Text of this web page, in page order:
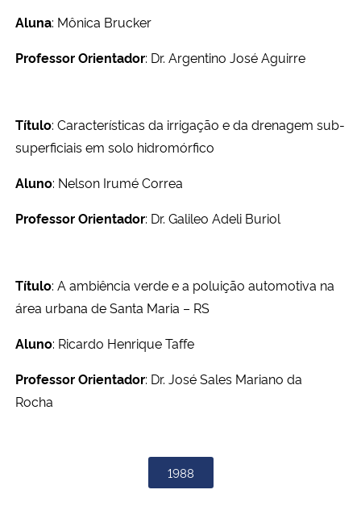
Aluna: Mônica Brucker
Professor Orientador: Dr. Argentino José Aguirre
Título: Características da irrigação e da drenagem sub-
superficiais em solo hidromórfico
Aluno: Nelson Irumé Correa
Professor Orientador: Dr. Galileo Adeli Buriol
Título: A ambiência verde e a poluição automotiva na
área urbana de Santa Maria – RS
Aluno: Ricardo Henrique Taffe
Professor Orientador: Dr. José Sales Mariano da
Rocha
1988